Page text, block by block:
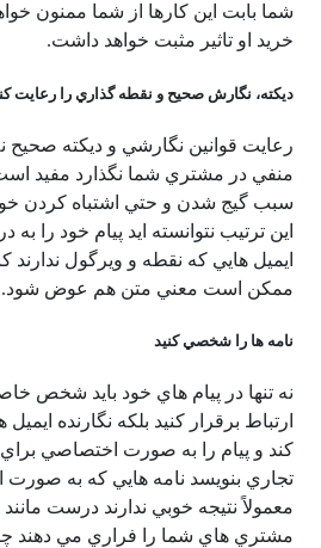
شما بابت اين كارها از شما ممنون
خريد او تاثير مثبت خواهد داشت.
ديكته، نگارش صحيح و نقطه گذاري را رعايت
رعايت قوانين نگارشي و ديكته صحيح نه
منفي در مشتري شما نگذارد مفيد
سبب گيج شدن و حتي اشتباه كردن
اين ترتيب نتوانسته ايد پيام خود را به
ايميل هايي كه نقطه و ويرگول
ممكن است معني متن هم عوض شود.
نامه ها را شخصي كنيد
نه تنها در پيام هاي خود بايد شخص
ارتباط برقرار كنيد بلكه نگارنده
كند و پيام را به صورت اختصاصي
تجاري بنويسد نامه هايي كه به
معمولاً نتيجه خوبي ندارند درست
مشتري هاي شما را فراري مي دهند